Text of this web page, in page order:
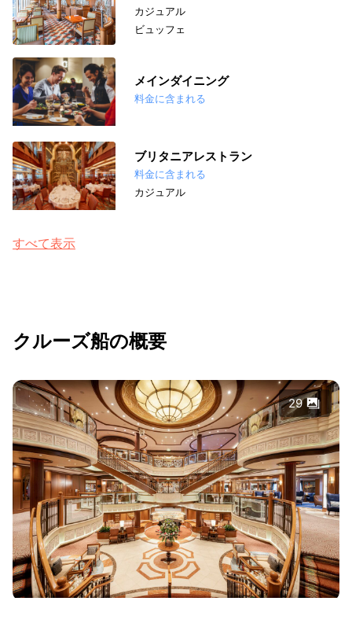
カジュアル
ビュッフェ
メインダイニング
料金に含まれる
ブリタニアレストラン
料金に含まれる
カジュアル
すべて表示
クルーズ船の概要
29